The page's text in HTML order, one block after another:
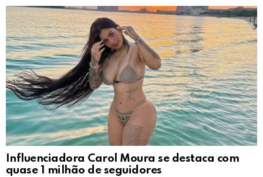
Influenciadora Carol Moura se destaca com
quase 1 milhão de seguidores